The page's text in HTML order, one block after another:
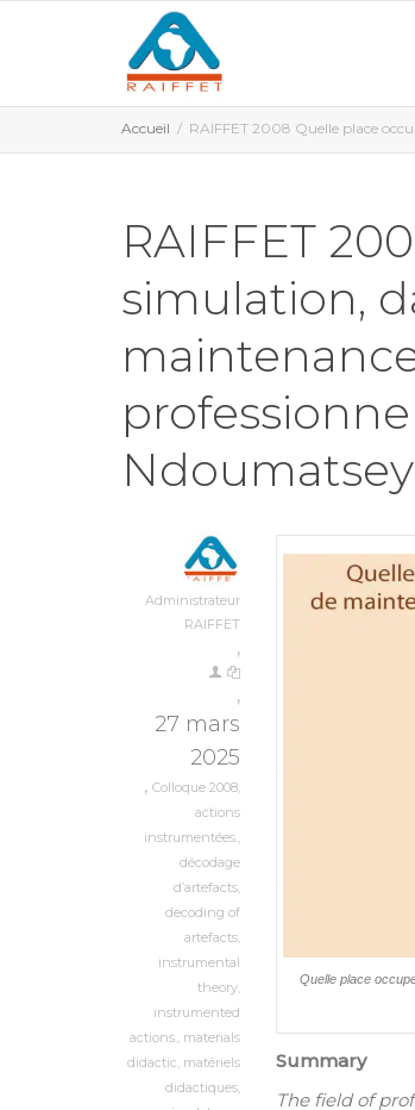
Accueil RAIFFET 2008 Quelle place
RAIFFET
simulation,
Administrateur
RAIFFET
,
,
27 mars
2025
, Colloque 2008,
actions
instrumentées.,
décodage
d’artefacts,
decoding of
artefacts,
instrumental
theory,
instrumented
actions., materials
didactic, matériels
didactiques,
Quelle place
Summary
The field of